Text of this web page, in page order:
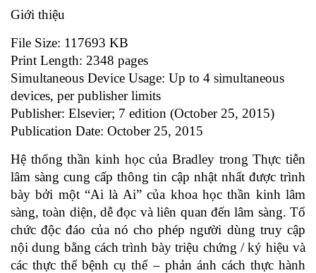
Giới thiệu
File Size: 117693 KB
Print Length: 2348 pages
Simultaneous Device Usage: Up to 4 simultaneous
devices, per publisher limits
Publisher: Elsevier; 7 edition (October 25, 2015)
Publication Date: October 25, 2015
Hệ thống thần kinh học của Bradley trong Thực tiễn
lâm sàng cung cấp thông tin cập nhật nhất được trình
bày bởi một “Ai là Ai” của khoa học thần kinh lâm
sàng, toàn diện, dễ đọc và liên quan đến lâm sàng. Tổ
chức độc đáo của nó cho phép người dùng truy cập
nội dung bằng cách trình bày triệu chứng / ký hiệu và
các thực thể bệnh cụ thể – phản ánh cách thực hành